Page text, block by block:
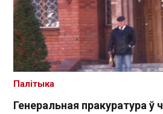
Генеральная пракуратура ў
Палітыка